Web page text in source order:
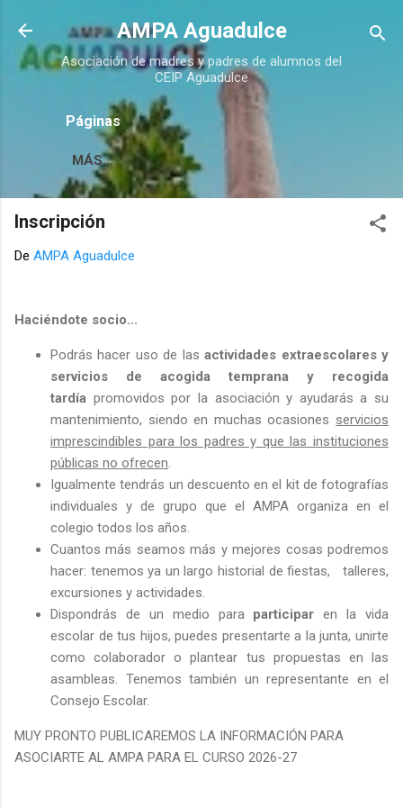
Ir al contenido principal
AMPA Aguadulce
Asociación de madres y padres de alumnos del
CEIP Aguadulce
Páginas
MÁS…
Inscripción
De AMPA Aguadulce
Haciéndote socio...
Podrás hacer uso de lasactividades extraescolares y
servicios de acogida temprana
y recogida
tardía promovidos por la asociación y ayudarás a su
mantenimiento, siendo en muchas ocasiones servicios
imprescindibles para los padres y que las instituciones
públicas no ofrecen
Igualmente tendrás un descuento en el kit de fotografías
individuales y de grupo que el AMPA organiza en el
colegio todos los años.
Cuantos más seamos más y mejores cosas podremos
hacer: tenemos ya un largo historial de fiestas, talleres,
excursiones y actividades.
Dispondrás de un medio para participar en la vida
escolar de tus hijos, puedes presentarte a la junta, unirte
como colaborador o plantear tus propuestas en las
asambleas. Tenemos también un representante en el
Consejo Escolar.
MUY PRONTO PUBLICAREMOS LA INFORMACIÓN PARA
ASOCIARTE AL AMPA PARA EL CURSO 2026-27